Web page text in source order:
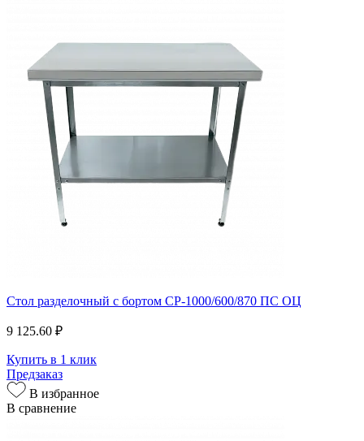
Стол разделочный с бортом СР-1000/600/870 ПС ОЦ
9 125.60 ₽
Купить в 1 клик
Предзаказ
В избранное
В сравнение